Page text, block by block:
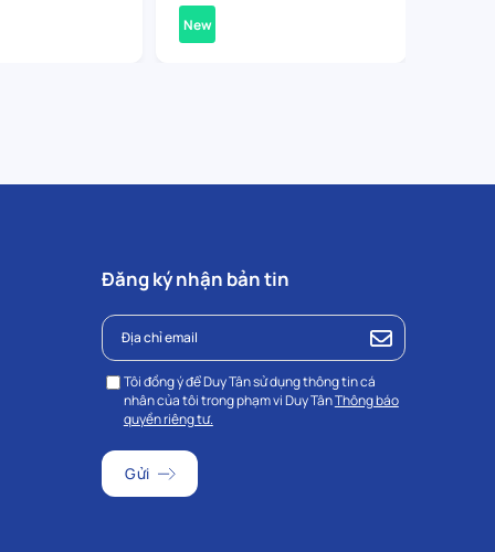
New
Đăng ký nhận bản tin
Tôi đồng ý để Duy Tân sử dụng thông tin cá
nhân của tôi trong phạm vi Duy TânThông báo
quyền riêng tư.